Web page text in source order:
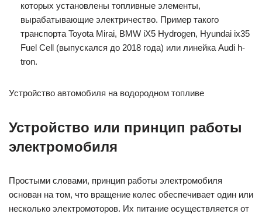
которых установлены топливные элементы,
вырабатывающие электричество. Пример такого
транспорта Toyota Mirai, BMW iX5 Hydrogen, Hyundai ix35
Fuel Cell (выпускался до 2018 года) или линейка Audi h-
tron.
Устройство автомобиля на водородном топливе
Устройство или принцип работы
электромобиля
Простыми словами, принцип работы электромобиля
основан на том, что вращение колес обеспечивает один или
несколько электромоторов. Их питание осуществляется от